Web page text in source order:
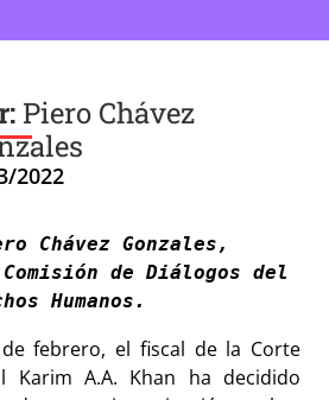
Piero Chávez
Chávez Gonzales,
de Diálogos del
Humanos.
febrero, el fiscal de la Corte
Karim A.A. Khan ha decidido
2022